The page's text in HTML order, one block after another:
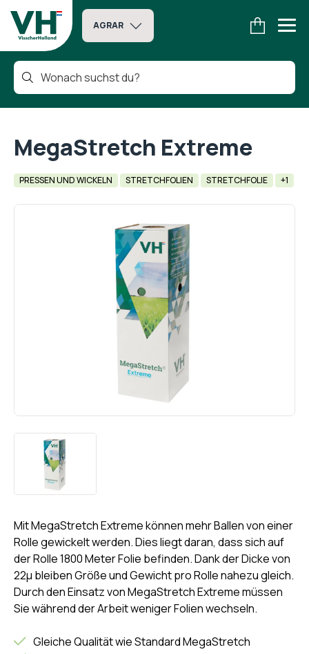
AGRAR
MegaStretch Extreme
PRESSEN UND WICKELN STRETCHFOLIEN STRETCHFOLIE +1
Mit MegaStretch Extreme können mehr Ballen von einer
Rolle gewickelt werden. Dies liegt daran, dass sich auf
der Rolle 1800 Meter Folie befinden. Dank der Dicke von
22µ bleiben Größe und Gewicht pro Rolle nahezu gleich.
Durch den Einsatz von MegaStretch Extreme müssen
Sie während der Arbeit weniger Folien wechseln.
Gleiche Qualität wie Standard MegaStretch